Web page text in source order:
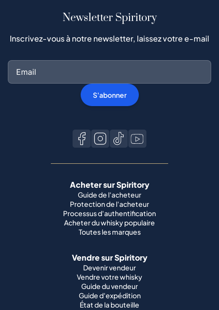
Newsletter Spiritory
Inscrivez-vous à notre newsletter, laissez votre e-mail
S'abonner
Acheter sur Spiritory
Guide de l'acheteur
Protection de l'acheteur
Processus d'authentification
Acheter du whisky populaire
Toutes les marques
Vendre sur Spiritory
Devenir vendeur
Vendre votre whisky
Guide du vendeur
Guide d'expédition
État de la bouteille